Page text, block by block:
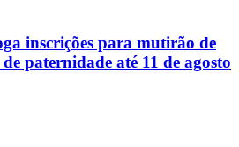
inscrições para mutirão de
paternidade até 11 de agosto